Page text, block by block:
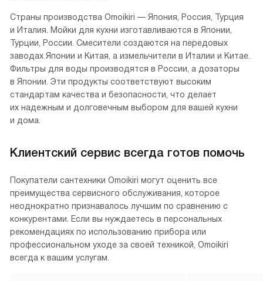
Страны производства Omoikiri — Япония, Россия, Турция
и Италия. Мойки для кухни изготавливаются в Японии,
Турции, России. Смесители создаются на передовых
заводах Японии и Китая, а измельчители в Италии и Китае.
Фильтры для воды производятся в России, а дозаторы
в Японии. Эти продукты соответствуют высоким
стандартам качества и безопасности, что делает
их надежным и долговечным выбором для вашей кухни
и дома.
Клиентский сервис всегда готов помочь
Покупатели сантехники Omoikiri могут оценить все
преимущества сервисного обслуживания, которое
неоднократно признавалось лучшим по сравнению с
конкурентами. Если вы нуждаетесь в персональных
рекомендациях по использованию прибора или
профессиональном уходе за своей техникой, Omoikiri
всегда к вашим услугам.